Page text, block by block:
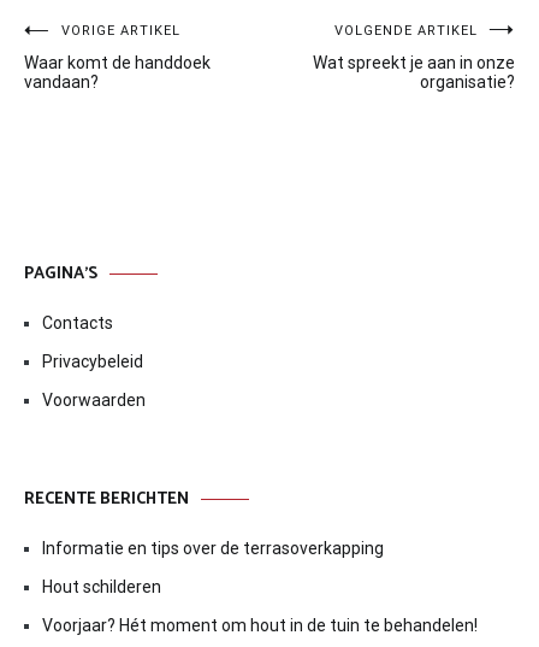
Bericht
navigatie
VORIGE ARTIKEL
Waar komt de handdoek
vandaan?
VOLGENDE ARTIKEL
Wat spreekt je aan in onze
organisatie?
PAGINA’S
Contacts
Privacybeleid
Voorwaarden
RECENTE BERICHTEN
Informatie en tips over de terrasoverkapping
Hout schilderen
Voorjaar? Hét moment om hout in de tuin te behandelen!